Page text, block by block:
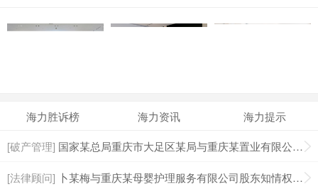
海力胜诉榜 海力资讯 海力提示
[破产管理] 国家某总局重庆市大足区某局与重庆某置业有限公司普通破产债权确认纠纷一审民事判决书
[法律顾问] 卜某梅与重庆某母婴护理服务有限公司股东知情权纠纷二审民事判决书